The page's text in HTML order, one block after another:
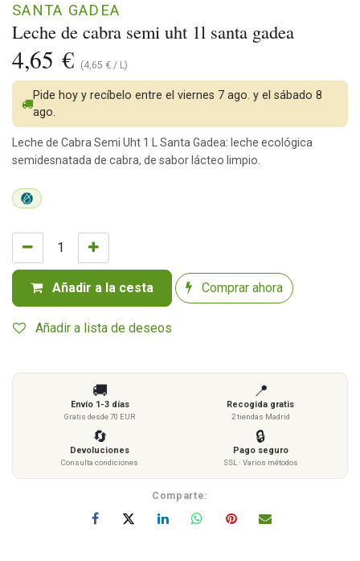
Leche de cabra semi uht 1l santa gadea
SANTA GADEA
4,65 € (4,65 € / L )
Añadir a la cesta Comprar ahora
Añadir a lista de deseos
Pide hoy y recíbelo entre el viernes 7 ago. y el sábado 8
ago.
Leche de Cabra Semi Uht 1 L Santa Gadea: leche ecológica
semidesnatada de cabra, de sabor lácteo limpio.
🚚
Envío 1-3 días
Gratis desde 70 EUR
📍
Recogida gratis
2 tiendas Madrid
🔄
Devoluciones
Consulta condiciones
🔒
Pago seguro
SSL · Varios métodos
Comparte: